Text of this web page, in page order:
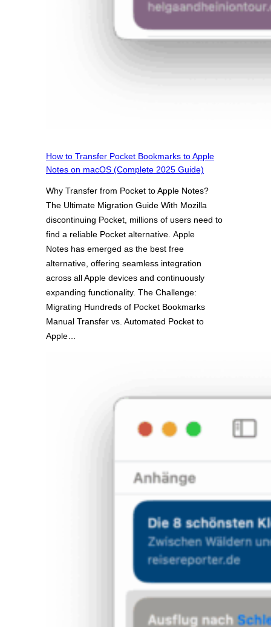
How to Transfer Pocket Bookmarks to Apple
Notes on macOS (Complete 2025 Guide)
Why Transfer from Pocket to Apple Notes?
The Ultimate Migration Guide With Mozilla
discontinuing Pocket, millions of users need to
find a reliable Pocket alternative. Apple
Notes has emerged as the best free
alternative, offering seamless integration
across all Apple devices and continuously
expanding functionality. The Challenge:
Migrating Hundreds of Pocket Bookmarks
Manual Transfer vs. Automated Pocket to
Apple…